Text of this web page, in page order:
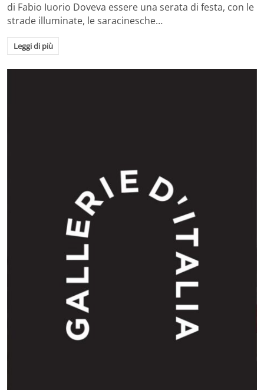
di Fabio Iuorio Doveva essere una serata di festa, con le
strade illuminate, le saracinesche…
Leggi di più